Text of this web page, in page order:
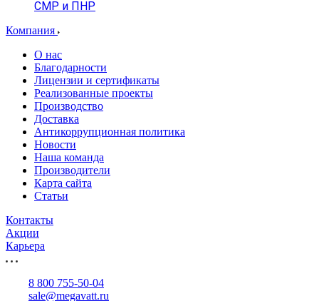
СМР и ПНР
Компания
О нас
Благодарности
Лицензии и сертификаты
Реализованные проекты
Производство
Доставка
Антикоррупционная политика
Новости
Наша команда
Производители
Карта сайта
Статьи
Контакты
Акции
Карьера
8 800 755-50-04
sale@megavatt.ru